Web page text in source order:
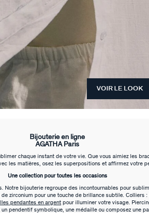
VOIR LE LOOK
Bijouterie en ligne
AGATHA Paris
chaque instant de votre vie. Que vous aimiez les
les matières, osez les superpositions et affirmez votre
Une collection pour toutes les occasions
bijouterie regroupe des incontournables pour
de zirconium pour une touche de brillance subtile.
pendantes en argent pour illuminer votre visage.
pendentif symbolique, une médaille ou composez une